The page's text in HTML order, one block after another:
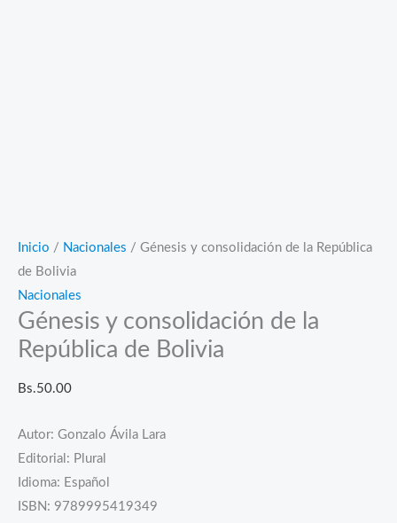
Inicio / Nacionales / Génesis y consolidación de la República
de Bolivia
Nacionales
Génesis y consolidación de la
República de Bolivia
Bs.50.00
Autor: Gonzalo Ávila Lara
Editorial: Plural
Idioma: Español
ISBN: 9789995419349